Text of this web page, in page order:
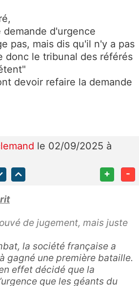
d'urgence
pas, mais dis qu'il n'y a pas
donc le tribunal des référés
devoir refaire la demande
le 02/09/2025 à
+ -
de jugement, mais juste
la société française a
gagné une première bataille.
effet décidé que la
que les géants du